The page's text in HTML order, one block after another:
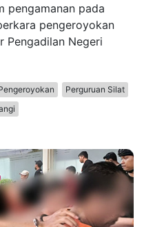
pengamanan pada
pengeroyokan
Pengadilan Negeri
Perguruan Silat